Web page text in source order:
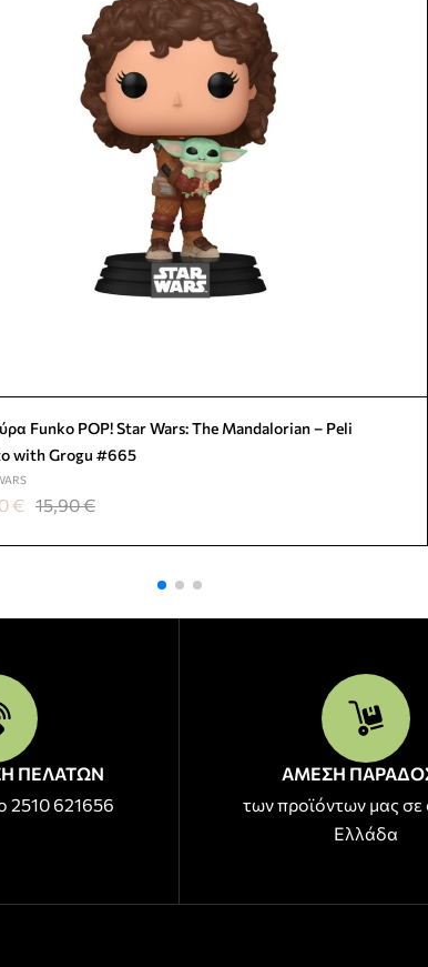
Funko POP! Star Wars: The Mandalorian – Peli
with Grogu #665
15,90€
€
ΠΕΛΑΤΩΝ
2510 621656
ΑΜΕΣΗ
των προϊόντων μας σε
Ελλάδα